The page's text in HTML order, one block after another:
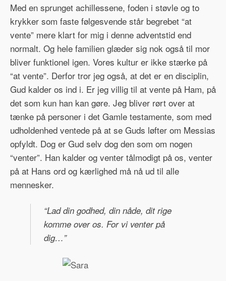
Med en sprunget achillessene, foden i støvle og to
krykker som faste følgesvende står begrebet “at
vente” mere klart for mig i denne adventstid end
normalt. Og hele familien glæder sig nok også til mor
bliver funktionel igen. Vores kultur er ikke stærke på
“at vente”. Derfor tror jeg også, at det er en disciplin,
Gud kalder os ind i. Er jeg villig til at vente på Ham, på
det som kun han kan gøre. Jeg bliver rørt over at
tænke på personer i det Gamle testamente, som med
udholdenhed ventede på at se Guds løfter om Messias
opfyldt. Dog er Gud selv dog den som om nogen
“venter”. Han kalder og venter tålmodigt på os, venter
på at Hans ord og kærlighed må nå ud til alle
mennesker.
“Lad din godhed, din nåde, dit rige
komme over os. For vi venter på
dig…”